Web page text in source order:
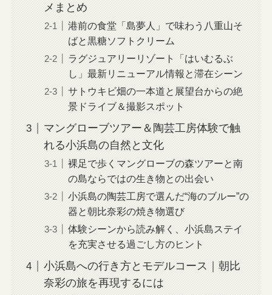
メまとめ
港前の食堂「島夢人」で味わう八重山そ
ばと黒糖ソフトクリーム
ラグジュアリーリゾート「はいむるぶ
し」最新リニューアル情報と滞在シーン
サトウキビ畑の一本道と展望台からの絶
景ドライブ＆撮影スポット
マングローブツアー＆陶芸工房体験で触
れる小浜島の自然と文化
裸足で歩くマングローブの森ツアーと南
の島ならではの生き物との出会い
小浜島の陶芸工房で選んだ“海のブルー”の
器と朝比奈彩の焼き物選び
体験シーンから読み解く、小浜島ステイ
を充実させる過ごし方のヒント
小浜島への行き方とモデルコース｜朝比
奈彩の旅を再現するには